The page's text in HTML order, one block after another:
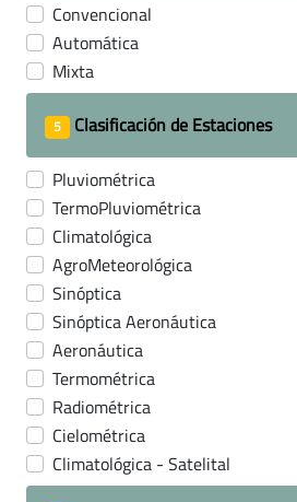
Convencional
Automática
Mixta
5 Clasificación de Estaciones
Pluviométrica
TermoPluviométrica
Climatológica
AgroMeteorológica
Sinóptica
Sinóptica Aeronáutica
Aeronáutica
Termométrica
Radiométrica
Cielométrica
Climatológica - Satelital